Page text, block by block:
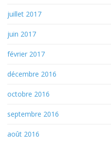
juillet 2017
juin 2017
février 2017
décembre 2016
octobre 2016
septembre 2016
août 2016